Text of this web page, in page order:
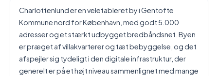
Charlottenlund er en veletableret by i Gentofte
Kommune nord for København, med godt 5.000
adresser og et stærkt udbygget bredbåndsnet. Byen
er præget af villakvarterer og tæt bebyggelse, og det
afspejler sig tydeligt i den digitale infrastruktur, der
generelt er på et højt niveau sammenlignet med mange